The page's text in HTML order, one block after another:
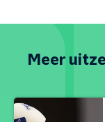
Meer